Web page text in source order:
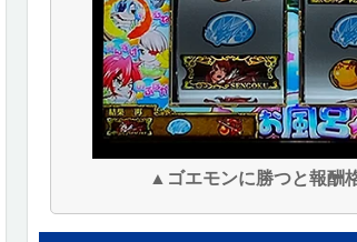
▲ゴエモンに勝つと報酬